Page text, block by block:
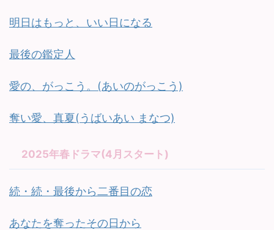
明日はもっと、いい日になる
最後の鑑定人
愛の、がっこう。(あいのがっこう)
奪い愛、真夏(うばいあい まなつ)
2025年春ドラマ(4月スタート)
続・続・最後から二番目の恋
あなたを奪ったその日から